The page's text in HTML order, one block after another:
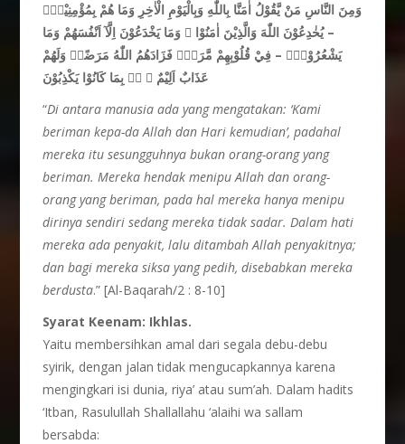
وَمِنَ النَّاسِ مَنْ يَّقُوْلُ اٰمَنَّا بِاللّٰهِ وَبِالْيَوْمِ الْاٰخِرِ وَمَا هُمْ بِمُؤْمِنِيْنَۘ
– يُخٰدِعُوْنَ اللّٰهَ وَالَّذِيْنَ اٰمَنُوْا ۚ وَمَا يَخْدَعُوْنَ اِلَّآ اَنْفُسَهُمْ وَمَا
يَشْعُرُوْنَۗ – فِيْ قُلُوْبِهِمْ مَّرَضٌۙ فَزَادَهُمُ اللّٰهُ مَرَضًاۚ وَلَهُمْ
عَذَابٌ اَلِيْمٌ ۢ ەۙ بِمَا كَانُوْا يَكْذِبُوْنَ
“Di antara manusia ada yang mengatakan: ‘Kami
beriman kepa-da Allah dan Hari kemudian’, padahal
mereka itu sesungguhnya bukan orang-orang yang
beriman. Mereka hendak menipu Allah dan orang-
orang yang beriman, pada hal mereka hanya menipu
dirinya sendiri sedang mereka tidak sadar. Dalam hati
mereka ada penyakit, lalu ditambah Allah penyakitnya;
dan bagi mereka siksa yang pedih, disebabkan mereka
berdusta.” [Al-Baqarah/2 : 8-10]
Syarat Keenam: Ikhlas.
Yaitu membersihkan amal dari segala debu-debu
syirik, dengan jalan tidak mengucapkannya karena
mengingkari isi dunia, riya’ atau sum’ah. Dalam hadits
‘Itban, Rasulullah Shallallahu ‘alaihi wa sallam
bersabda: